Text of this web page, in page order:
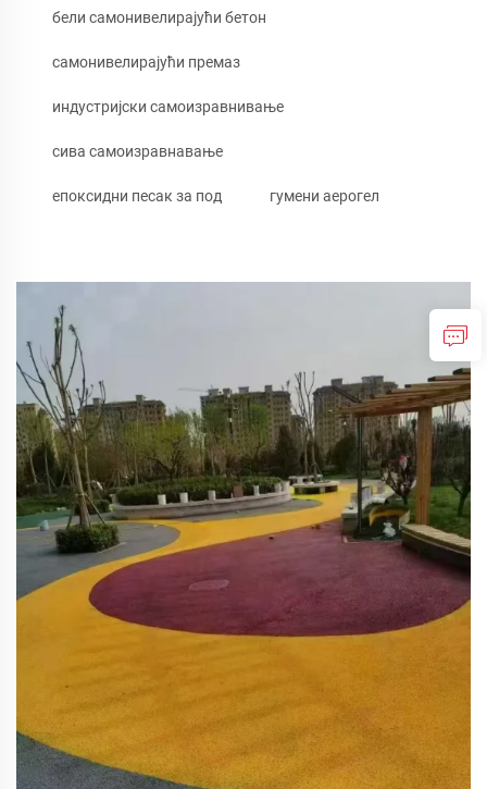
бели самонивелирајући бетон
самонивелирајући премаз
индустријски самоизравнивање
сива самоизравнавање
епоксидни песак за под гумени аерогел